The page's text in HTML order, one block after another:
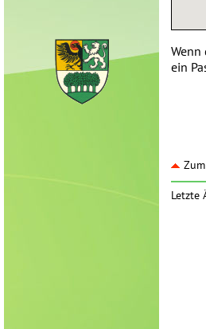
Wenn
ein
Letzte